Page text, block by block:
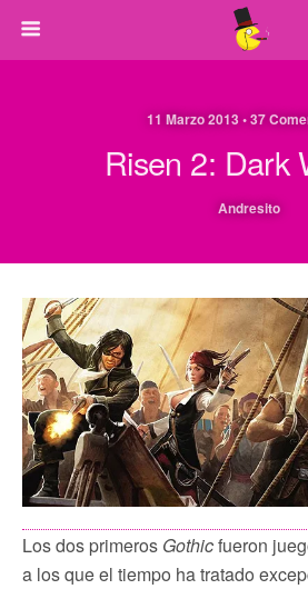
11 Marzo 2013 • 37
Risen 2: Dark
Andresito
Los dos primeros Gothicfueron
a los que el tiempo ha tratado